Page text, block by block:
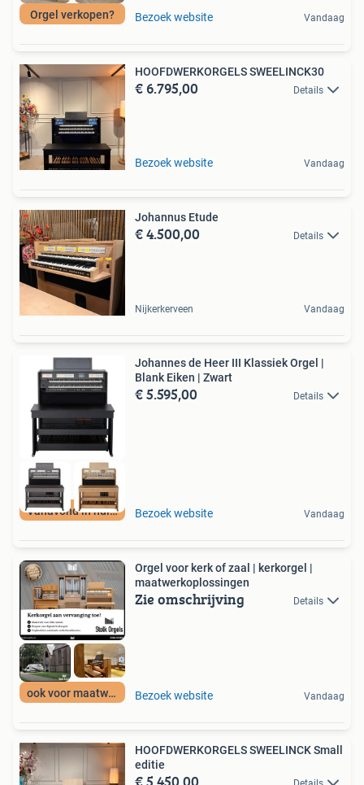
Orgel verkopen? Bezoek website Vandaag
HOOFDWERKORGELS SWEELINCK30
€ 6.795,00 Details
Bezoek website Vandaag
Johannus Etude
€ 4.500,00 Details
Nijkerkerveen Vandaag
Vanavond in huis!
Johannes de Heer III Klassiek Orgel |
Blank Eiken | Zwart
€ 5.595,00 Details
Bezoek website Vandaag
ook voor maatwerk
Orgel voor kerk of zaal | kerkorgel |
maatwerkoplossingen
Zie omschrijving Details
Bezoek website Vandaag
HOOFDWERKORGELS SWEELINCK Small
editie